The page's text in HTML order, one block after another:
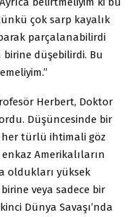
çok sarp kayalık
parçalanabilirdi
düşebilirdi. Bu
Herbert, Doktor
Düşüncesinde bir
her türlü ihtimali göz
Amerikalıların
oldukları yüksek
veya sadece bir
Dünya Savaşı’nda